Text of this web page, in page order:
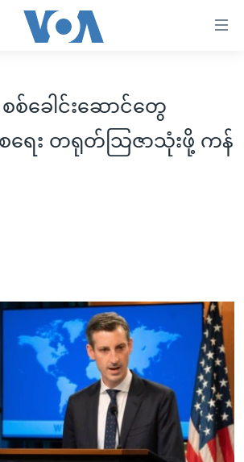
း
ယ်
စာ
ျက်အလက်များ
ား
စ်ခေါင်းဆောင်တွေ
ရေး တရုတ်သြဇာသုံးဖို့ ကန်